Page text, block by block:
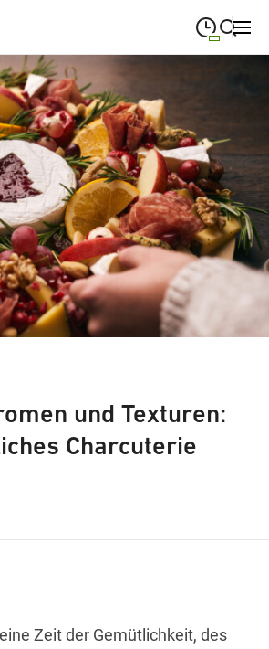
Suche schließen
09:00
09:00—19:00
09:00—19:00
09:00 19:00
09:00
und Texturen:
Charcuterie
Zeit der Gemütlichkeit, des